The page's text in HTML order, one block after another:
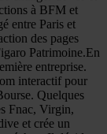
à BFM et
entre Paris et
des pages
Patrimoine.En
entreprise.
interactif pour
Quelques
Fnac, Virgin,
et crée un